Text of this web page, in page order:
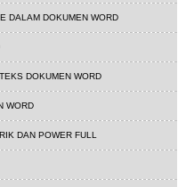
DALAM DOKUMEN WORD
DOKUMEN WORD
WORD
DAN POWER FULL